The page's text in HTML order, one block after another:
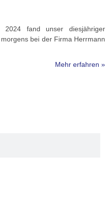
fand unser diesjähriger
bei der Firma Herrmann
Mehr erfahren »